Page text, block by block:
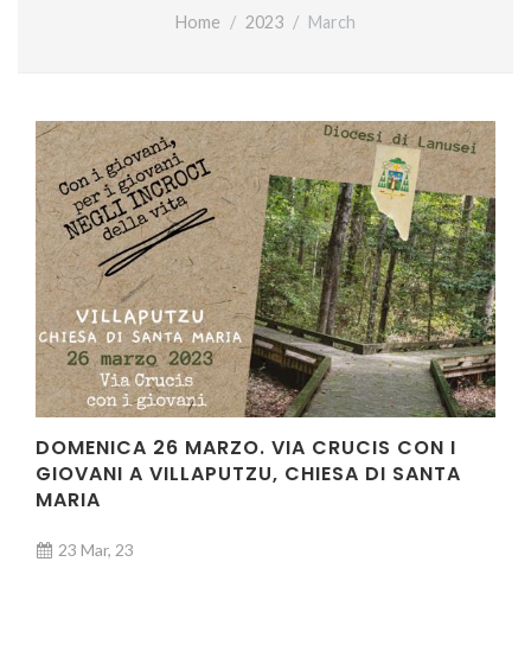
Home 2023 March
DOMENICA 26 MARZO. VIA CRUCIS CON I
GIOVANI A VILLAPUTZU, CHIESA DI SANTA
MARIA
23 Mar, 23